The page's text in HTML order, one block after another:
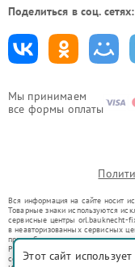
Мы принимаем
все формы оплаты
Поделиться в соц. сетях:
Вся информация на сайте носит
Товарные знаки используются
сервисные центры orl.bauknecht-
в неавторизованных сервисных
правообладателями товарных
Ремонт осуществляется для
со статьей 1487 ГК РФ.
Этот сайт